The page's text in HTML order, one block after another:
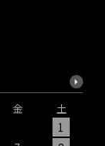
金
土
1